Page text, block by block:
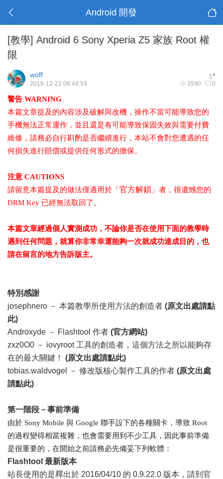
Android 開發
[教學] Android 6 Sony Xperia Z5 家族 Root 權
限
1#
woff
3590 0
2016-12-22 06:44:59
警告 WARNING
本篇文章提及的內容涉及破解與改機，操作不當可能導致您的
手機無法正常運作，並且還是有可能導致保固失效與需要付費
維修，請務必自行斟酌是否繼續進行，本站不會對您遭遇的任
何損失進行賠償或提供任何形式的擔保。
注意 CAUTIONS
請留意本篇提及的做法僅適用於「 官方解鎖 」者，很遺憾您的
DRM Key 已經無法取回了。
本篇文章經過個人實測成功，不論你是否在使用下面的教學時
遇到任何問題，就算你非常幸運能夠一次就成功達成目的，也
請在留言的地方告訴版主。
特別感謝
josephnero － 本篇教學所使用方法的創造者 (原文出處請點
此)
Androxyde － Flashtool 作者 (官方網站)
zxz0O0 － iovyroot 工具的創造者，這個方法之所以能夠存
在的最大關鍵！ (原文出處請點此)
tobias.waldvogel － 修改版核心製作工具的作者 (原文出處
請點此)
第一階段－事前準備
由於 Sony Mobile 與 Google 聯手設下的各種關卡，導致 Root
的過程變得相當複雜，也會需要用到不少工具，因此事前準備
是很重要的，在開始之前請務必先備妥下列軟體：
Flashtool 最新版本
站長使用的是釋出於 2016/04/10 的 0.9.22.0 版本，請到官